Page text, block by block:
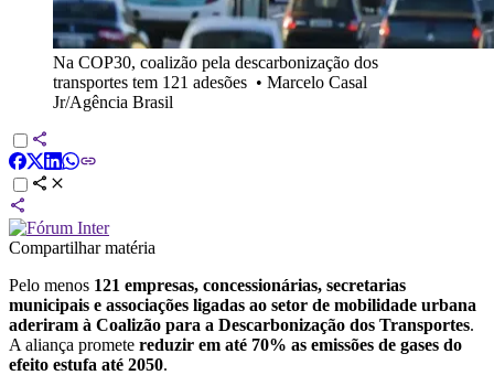
Na COP30, coalizão pela descarbonização dos
transportes tem 121 adesões • Marcelo Casal
Jr/Agência Brasil
Compartilhar matéria
Pelo menos 121 empresas, concessionárias, secretarias
municipais e associações ligadas ao setor de mobilidade urbana
aderiram à Coalizão para a Descarbonização dos Transportes.
A aliança promete reduzir em até 70% as emissões de gases do
efeito estufa até 2050.